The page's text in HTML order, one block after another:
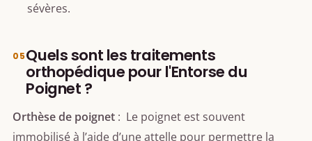
sévères.
Quels sont les traitements
orthopédique pour l'Entorse du
Poignet ?
Orthèse de poignet : Le poignet est souvent
immobilisé à l’aide d’une attelle pour permettre la